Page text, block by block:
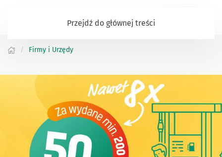
Przejdź do głównej treści
Firmy i Urzędy
Witaj w naszym Banku